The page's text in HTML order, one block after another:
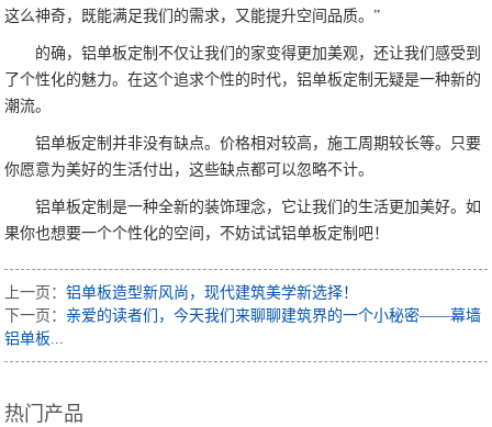
这么神奇，既能满足我们的需求，又能提升空间品质。”
的确，铝单板定制不仅让我们的家变得更加美观，还让我们感受到
了个性化的魅力。在这个追求个性的时代，铝单板定制无疑是一种新的
潮流。
铝单板定制并非没有缺点。价格相对较高，施工周期较长等。只要
你愿意为美好的生活付出，这些缺点都可以忽略不计。
铝单板定制是一种全新的装饰理念，它让我们的生活更加美好。如
果你也想要一个个性化的空间，不妨试试铝单板定制吧！
上一页：铝单板造型新风尚，现代建筑美学新选择！
下一页： 亲爱的读者们，今天我们来聊聊建筑界的一个小秘密——幕墙
铝单板...
热门产品